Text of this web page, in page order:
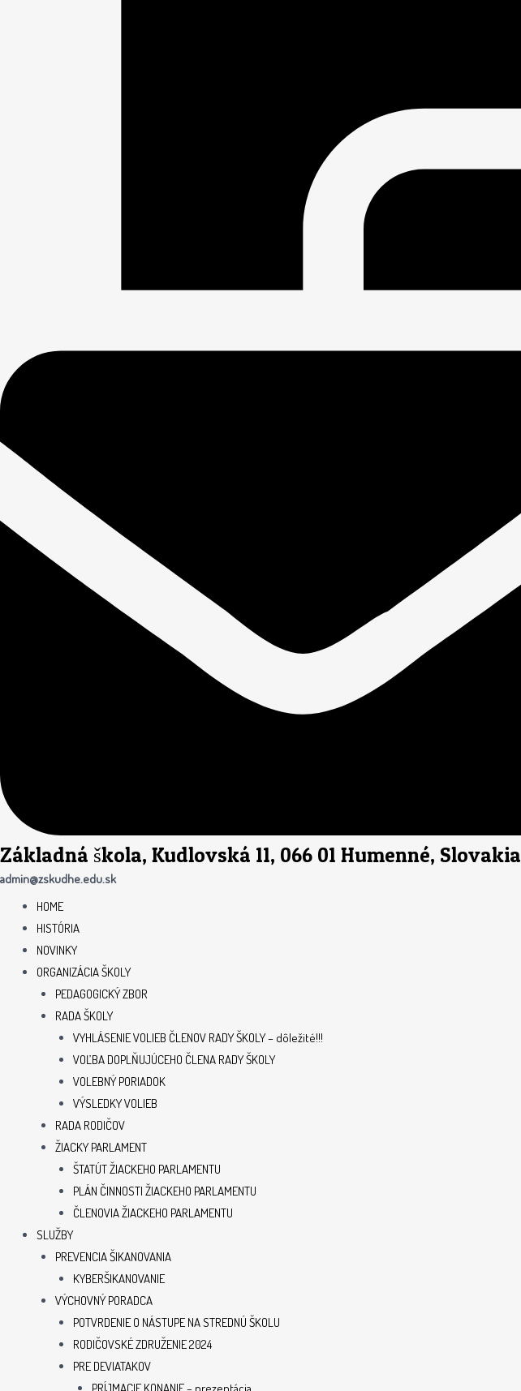
Základná škola, Kudlovská 11, 066 01 Humenné, Slovakia
admin@zskudhe.edu.sk
HOME
HISTÓRIA
NOVINKY
ORGANIZÁCIA ŠKOLY
PEDAGOGICKÝ ZBOR
RADA ŠKOLY
VYHLÁSENIE VOLIEB ČLENOV RADY ŠKOLY – dôležité!!!
VOĽBA DOPLŇUJÚCEHO ČLENA RADY ŠKOLY
VOLEBNÝ PORIADOK
VÝSLEDKY VOLIEB
RADA RODIČOV
ŽIACKY PARLAMENT
ŠTATÚT ŽIACKEHO PARLAMENTU
PLÁN ČINNOSTI ŽIACKEHO PARLAMENTU
ČLENOVIA ŽIACKEHO PARLAMENTU
SLUŽBY
PREVENCIA ŠIKANOVANIA
KYBERŠIKANOVANIE
VÝCHOVNÝ PORADCA
POTVRDENIE O NÁSTUPE NA STREDNÚ ŠKOLU
RODIČOVSKÉ ZDRUŽENIE 2024
PRE DEVIATAKOV